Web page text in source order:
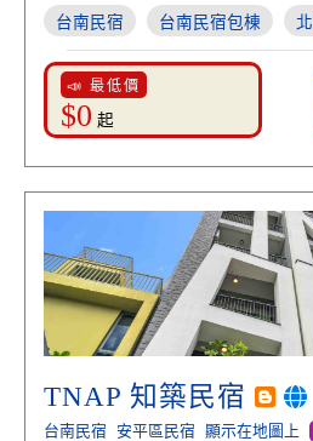
台南民宿 台南民宿包棟
📣 最低價
$0 起
TNAP 知築民宿
台南民宿 安平區民宿 顯示在地圖上